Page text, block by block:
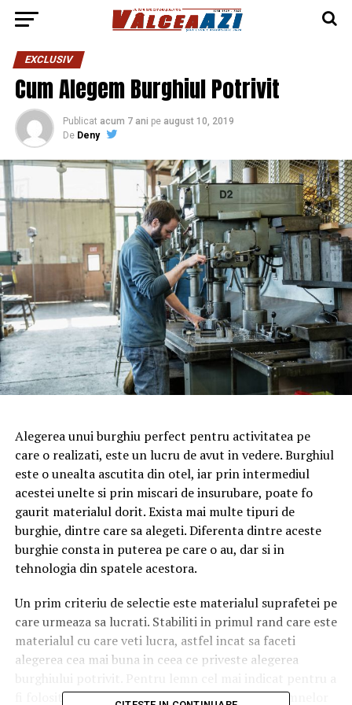
EXCLUSIV
Cum Alegem Burghiul Potrivit
Publicat acum 7 ani pe august 10, 2019
De Deny
Alegerea unui burghiu perfect pentru activitatea pe
care o realizati, este un lucru de avut in vedere. Burghiul
este o unealta ascutita din otel, iar prin intermediul
acestei unelte si prin miscari de insurubare, poate fo
gaurit materialul dorit. Exista mai multe tipuri de
burghie, dintre care sa alegeti. Diferenta dintre aceste
burghie consta in puterea pe care o au, dar si in
tehnologia din spatele acestora.
Un prim criteriu de selectie este materialul suprafetei pe
care urmeaza sa lucrati. Stabiliti in primul rand care este
materialul cu care veti lucra, astfel incat sa faceti
alegerea cea mai buna in ceea ce priveste alegerea
fi folosit este burghiul cu trei varfuri. In cazul lemnelor